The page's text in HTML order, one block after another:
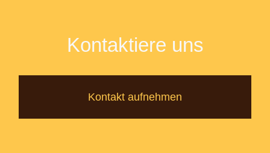
Kontaktiere uns
Kontakt aufnehmen